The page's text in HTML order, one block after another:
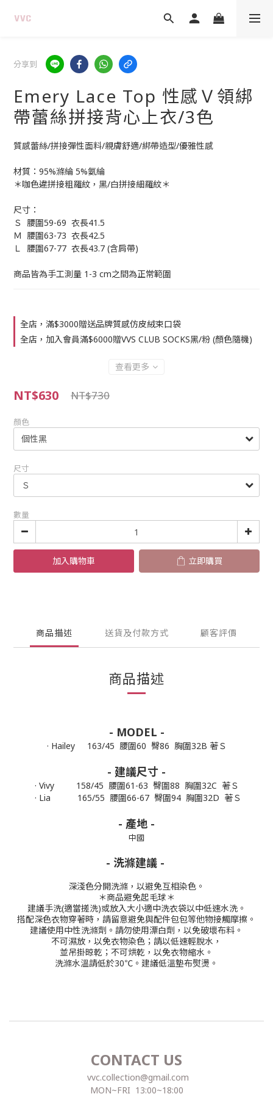
分享到
Emery Lace Top 性感Ｖ領綁
帶蕾絲拼接背心上衣/3色
質感蕾絲/拼接彈性面料/親膚舒適/綁帶造型/優雅性感
材質：95%滌綸 5%氨綸
＊咖色違拼接粗羅紋，黑/白拼接細羅紋＊
尺寸：
Ｓ  腰圍59-69  衣長41.5
Ｍ  腰圍63-73  衣長42.5
Ｌ  腰圍67-77  衣長43.7 (含肩帶)
商品皆為手工測量 1-3 cm之間為正常範圍
全店，滿$3000贈送品牌質感仿皮絨束口袋
全店，加入會員滿$6000贈VVS CLUB SOCKS黑/粉 (顏色隨機)
查看更多
NT$630 NT$730
顏色
尺寸
數量
加入購物車 立即購買
商品描述 送貨及付款方式 顧客評價
商品描述
- MODEL -
· Hailey 163/45 腰圍60 臀86 胸圍32B 著Ｓ
- 建議尺寸 -
· Vivy 158/45 腰圍61-63 臀圍88 胸圍32C 著Ｓ
· Lia 165/55 腰圍66-67 臀圍94 胸圍32D 著Ｓ
- 產地 -
中國
- 洗滌建議 -
深淺色分開洗滌，以避免互相染色。
＊商品避免起毛球＊
建議手洗(適當搓洗)或放入大小適中洗衣袋以中低速水洗。
搭配深色衣物穿著時，請留意避免與配件包包等他物接觸摩擦。
建議使用中性洗滌劑。 請勿使用漂白劑，以免破壞布料。
不可濕放，以免衣物染色；請以低速輕脫水，
並吊掛晾乾；不可烘乾，以免衣物縮水。
洗滌水溫請低於30℃。 建議低溫墊布熨燙。
CONTACT US
vvc.collection@gmail.com
MON~FRI 13:00~18:00